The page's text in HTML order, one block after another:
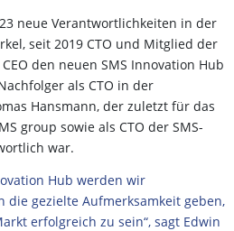
neue Verantwortlichkeiten in der
seit 2019 CTO und Mitglied der
den neuen SMS Innovation Hub
als CTO in der
Hansmann, der zuletzt für das
group sowie als CTO der SMS-
war.
Hub werden wir
die gezielte Aufmerksamkeit geben,
erfolgreich zu sein“, sagt Edwin